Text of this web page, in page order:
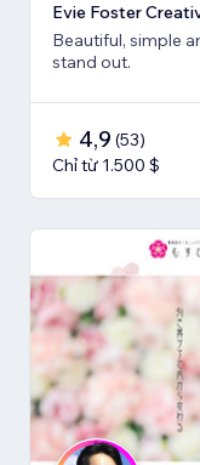
Evie Foster
Beautiful, simple
stand out.
4,9 (53)
Chỉ từ 1.500 $